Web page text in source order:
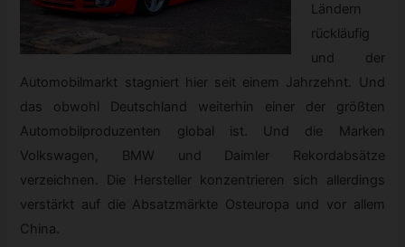
Ländern
rückläufig
und der
Automobilmarkt stagniert hier seit einem Jahrzehnt. Und
das obwohl Deutschland weiterhin einer der größten
Automobilproduzenten global ist. Und die Marken
Volkswagen, BMW und Daimler Rekordabsätze
verzeichnen. Die Hersteller konzentrieren sich allerdings
verstärkt auf die Absatzmärkte Osteuropa und vor allem
China.